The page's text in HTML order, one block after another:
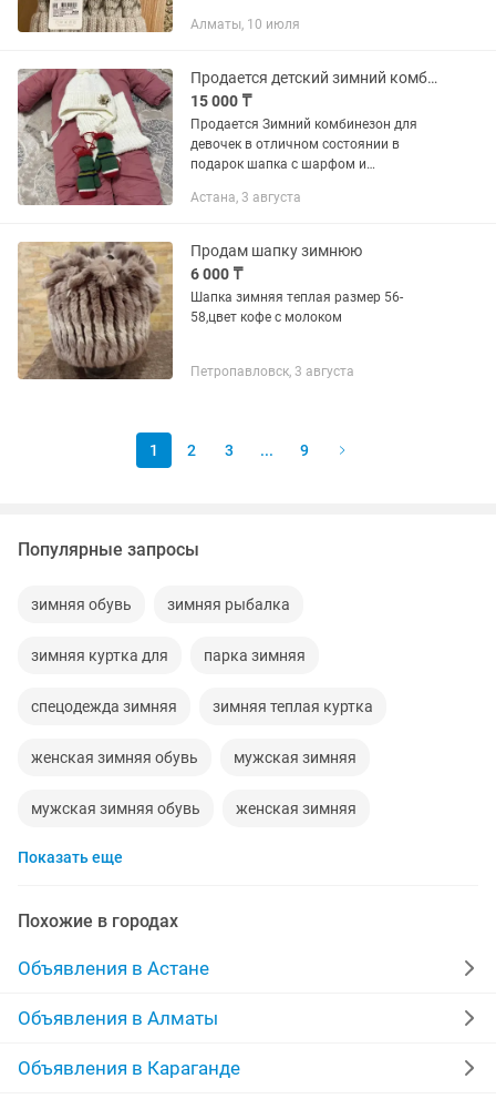
Алматы, 10 июля
Продается детский зимний комбинезон в отличном состоянии
15 000 ₸
Продается Зимний комбинезон для
девочек в отличном состоянии в
подарок шапка с шарфом и
Астана, 3 августа
Продам шапку зимнюю
6 000 ₸
Шапка зимняя теплая размер 56-
58,цвет кофе с молоком
Петропавловск, 3 августа
1 2 3 ... 9
Популярные запросы
зимняя обувь зимняя рыбалка
зимняя куртка для парка зимняя
спецодежда зимняя зимняя теплая куртка
женская зимняя обувь мужская зимняя
мужская зимняя обувь женская зимняя
зимняя куртка девочку
куртка теплая зимняя
детская зимняя натуральная зимняя
Показать еще
Похожие в городах
Объявления в Астане
Объявления в Алматы
Объявления в Караганде